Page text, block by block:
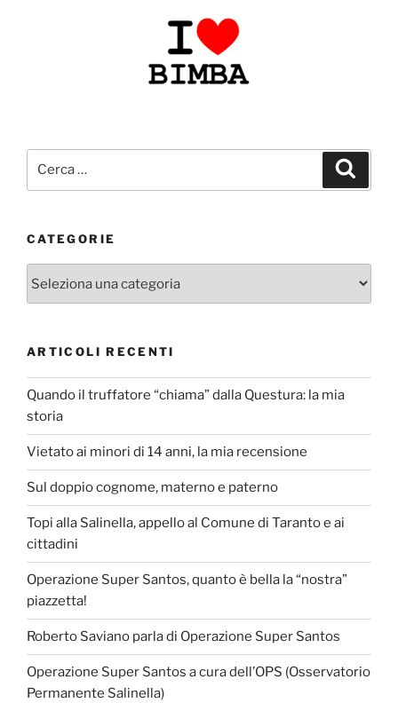
CATEGORIE
ARTICOLI RECENTI
Quando il truffatore “chiama” dalla Questura: la mia
storia
Vietato ai minori di 14 anni, la mia recensione
Sul doppio cognome, materno e paterno
Topi alla Salinella, appello al Comune di Taranto e ai
cittadini
Operazione Super Santos, quanto è bella la “nostra”
piazzetta!
Roberto Saviano parla di Operazione Super Santos
Operazione Super Santos a cura dell’OPS (Osservatorio
Permanente Salinella)